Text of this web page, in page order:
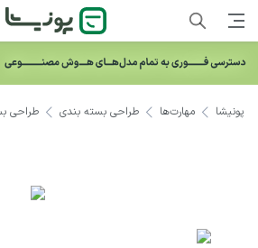
پونیشا مهارت‌ها طراحی بسته بندی طراحی